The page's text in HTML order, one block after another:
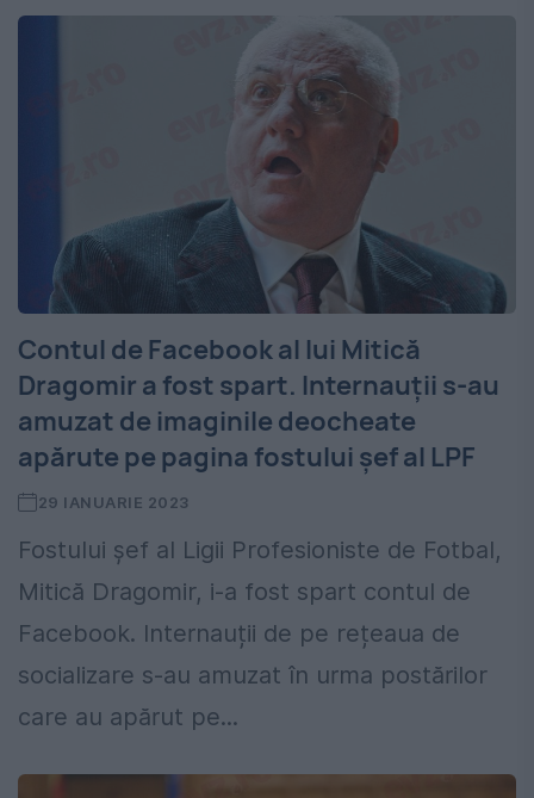
Contul de Facebook al lui Mitică
Dragomir a fost spart. Internauții s-au
amuzat de imaginile deocheate
apărute pe pagina fostului șef al LPF
29 IANUARIE 2023
Fostului șef al Ligii Profesioniste de Fotbal,
Mitică Dragomir, i-a fost spart contul de
Facebook. Internauții de pe rețeaua de
socializare s-au amuzat în urma postărilor
care au apărut pe...